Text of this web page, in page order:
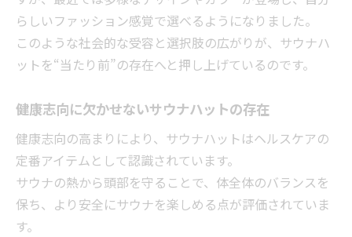
らしいファッション感覚で選べるようになりました。
このような社会的な受容と選択肢の広がりが、サウナハ
ットを“当たり前”の存在へと押し上げているのです。
健康志向に欠かせないサウナハットの存在
健康志向の高まりにより、サウナハットはヘルスケアの
定番アイテムとして認識されています。
サウナの熱から頭部を守ることで、体全体のバランスを
保ち、より安全にサウナを楽しめる点が評価されていま
す。